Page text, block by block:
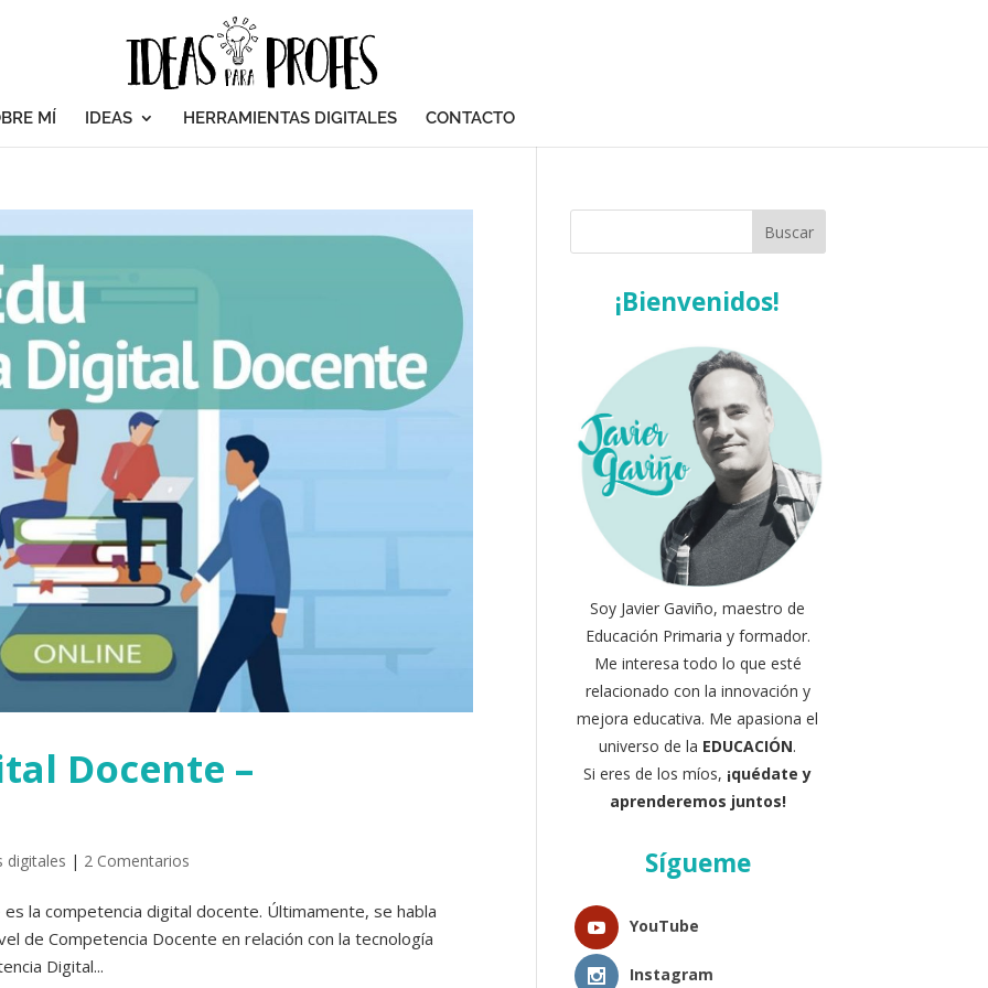
MÍ IDEAS HERRAMIENTAS DIGITALES CONTACTO
Docente –
digitales | 2 Comentarios
la competencia digital docente. Últimamente, se habla
de Competencia Docente en relación con la tecnología
Digital...
¡Bienvenidos!
Soy Javier Gaviño, maestro de
Educación Primaria y formador.
Me interesa todo lo que esté
relacionado con la innovación y
mejora educativa. Me apasiona el
universo de la EDUCACIÓN.
Si eres de los míos, ¡quédate y
aprenderemos juntos!
Sígueme
YouTube
Instagram